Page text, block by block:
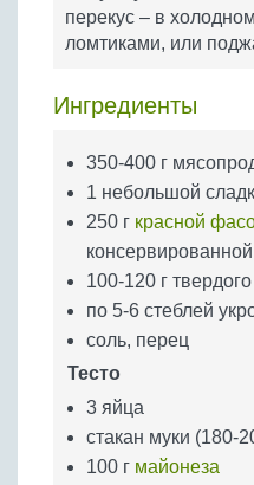
Бобовые
Яйца
перекус – в
ломтиками, или
Ингредиенты
350-400 г
1 небольшой
250 г красной
100-120 г
по 5-6 стеблей
соль, перец
Тесто
3 яйца
стакан муки (180-
100 г майонеза